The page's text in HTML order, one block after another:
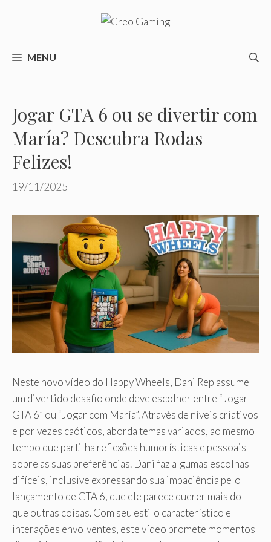
o
conteúdoMENU
Jogar GTA 6 ou se divertir com
María? Descubra Rodas
Felizes!
19/11/2025
Neste novo vídeo do Happy Wheels, Dani Rep assume
um divertido desafio onde deve escolher entre “Jogar
GTA 6” ou “Jogar com María”. Através de níveis criativos
e por vezes caóticos, aborda temas variados, ao mesmo
tempo que partilha reflexões humorísticas e pessoais
sobre as suas preferências. Dani faz algumas escolhas
difíceis, inclusive expressando sua impaciência pelo
lançamento de GTA 6, que ele parece querer mais do
que outras coisas. Com seu estilo característico e
interações envolventes, este vídeo promete momentos